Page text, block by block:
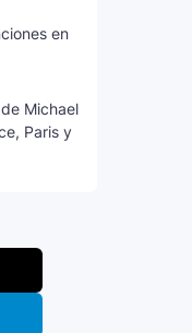
en
de Michael
Paris y